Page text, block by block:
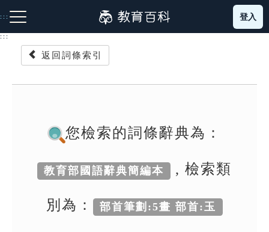
到
主
:::
生字詞彙表
登入
:::
返回詞條索引
您檢索的詞條辭典為：
教育部國語辭典簡編本 , 檢索類
別為： 部首筆劃:5畫 部首:玉